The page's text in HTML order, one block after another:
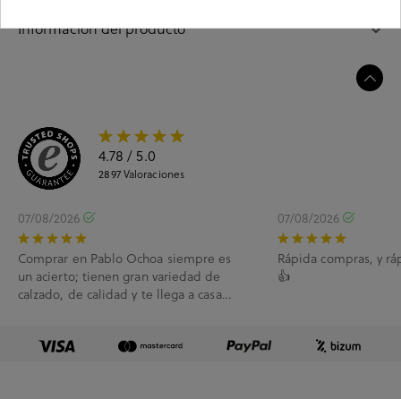
Información del producto
4.78 / 5.0
2897Valoraciones
07/08/2026
Comprar en Pablo Ochoa siempre es
un acierto; tienen gran variedad de
calzado, de calidad y te llega a casa
07/08/2026
Rápida compras, y
👍